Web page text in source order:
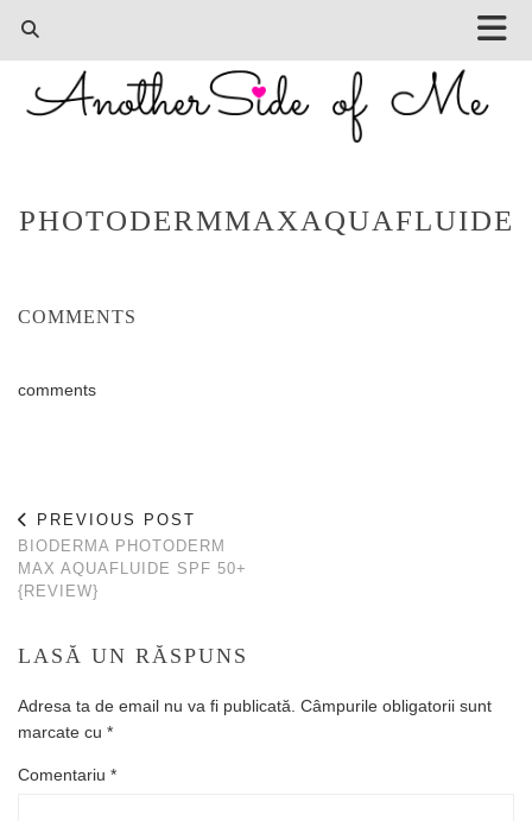
PHOTODERMMAXAQUAFLUIDE
COMMENTS
comments
PREVIOUS POST
BIODERMA PHOTODERM
MAX AQUAFLUIDE SPF 50+
{REVIEW}
LASĂ UN RĂSPUNS
Adresa ta de email nu va fi publicată. Câmpurile obligatorii sunt
marcate cu *
Comentariu *